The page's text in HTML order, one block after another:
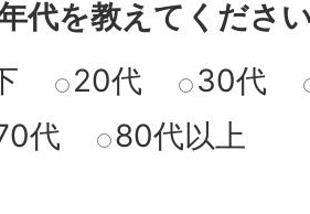
代を教えてくださ
20代
30代
代 80代以上